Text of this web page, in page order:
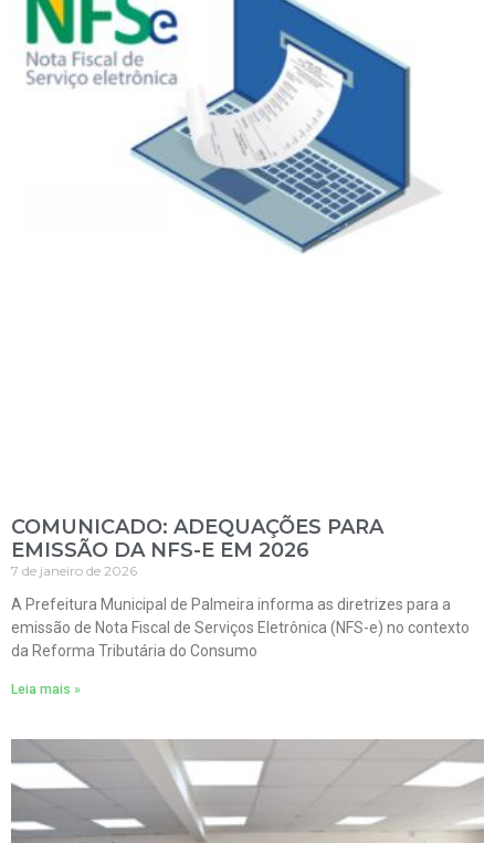
COMUNICADO: ADEQUAÇÕES PARA
EMISSÃO DA NFS-E EM 2026
7 de janeiro de 2026
A Prefeitura Municipal de Palmeira informa as diretrizes para a
emissão de Nota Fiscal de Serviços Eletrônica (NFS-e) no contexto
da Reforma Tributária do Consumo
Leia mais »